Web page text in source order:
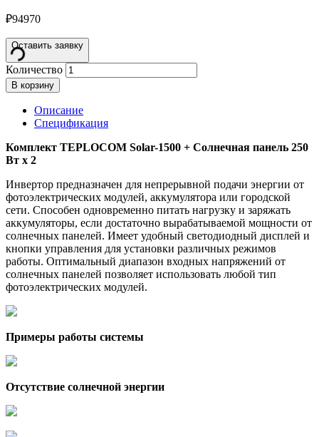
₽94970
Оставить заявку
Количество
В корзину
Описание
Спецификация
Комплект TEPLOCOM Solar-1500 + Солнечная панель 250
Вт х 2
Инвертор предназначен для непрерывной подачи энергии от
фотоэлектрических модулей, аккумулятора или городской
сети. Способен одновременно питать нагрузку и заряжать
аккумуляторы, если достаточно вырабатываемой мощности от
солнечных панелей. Имеет удобный светодиодный дисплей и
кнопки управления для установки различных режимов
работы. Оптимальный диапазон входных напряжений от
солнечных панелей позволяет использовать любой тип
фотоэлектрических модулей.
Примеры работы системы
Отсутствие солнечной энергии